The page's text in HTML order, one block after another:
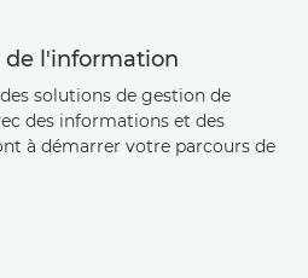
de l'information
solutions de gestion de
des informations et des
à démarrer votre parcours de